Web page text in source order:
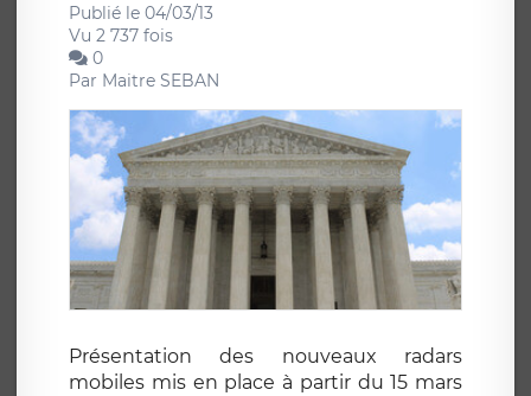
Publié le 04/03/13
Vu 2 737 fois
0
Par Maitre SEBAN
Présentation des nouveaux radars
mobiles mis en place à partir du 15 mars